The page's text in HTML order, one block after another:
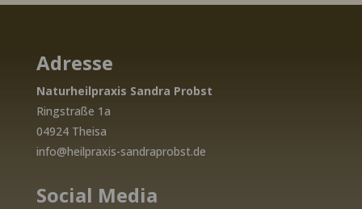
Adresse
Naturheilpraxis Sandra Probst
Ringstraße 1a
04924 Theisa
info@heilpraxis-sandraprobst.de
Social Media